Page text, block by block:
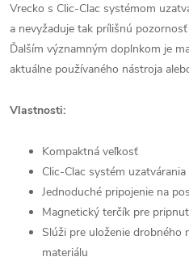
Vrecko s Clic-Clac systémom
a nevyžaduje tak prílišnú
Ďalším významným doplnkom je
aktuálne používaného nástroja
Vlastnosti:
Kompaktná veľkosť
Clic-Clac systém uzatvárania
Jednoduché pripojenie na
Magnetický terčík pre
Slúži pre uloženie drobného
materiálu